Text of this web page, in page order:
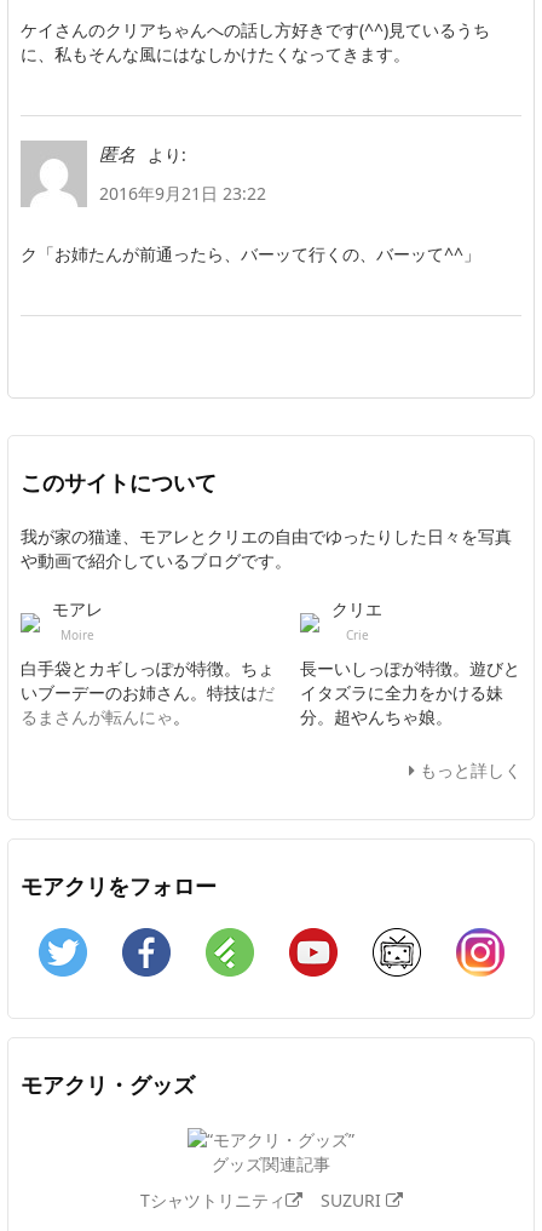
ケイさんのクリアちゃんへの話し方好きです(^^)見ているうち
に、私もそんな風にはなしかけたくなってきます。
匿名
より:
2016年9月21日 23:22
ク「お姉たんが前通ったら、バーッて行くの、バーッて^^」
このサイトについて
我が家の猫達、モアレとクリエの自由でゆったりした日々を写真
や動画で紹介しているブログです。
モアレ
Moire
白手袋とカギしっぽが特徴。ちょ
いブーデーのお姉さん。特技はだ
るまさんが転んにゃ。
クリエ
Crie
長ーいしっぽが特徴。遊びと
イタズラに全力をかける妹
分。超やんちゃ娘。
もっと詳しく
モアクリをフォロー
Twitter Facebook Feedly YouTube ニコニコ動画
モアクリ・グッズ
グッズ関連記事
Tシャツトリニティ
SUZURI